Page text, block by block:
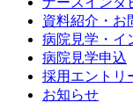
資料紹介・お
病院見学・イ
病院見学申込
採用エントリ
お知らせ